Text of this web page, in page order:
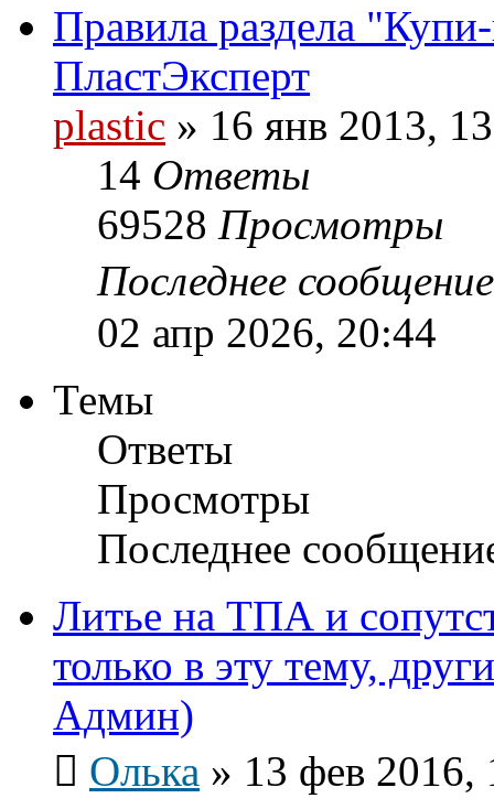
Правила раздела
ПластЭксперт
plastic » 16 янв 2013,
14 Ответы
69528 Просмотры
Последнее
02 апр 2026, 20:44
Темы
Ответы
Просмотры
Последнее
Литье на ТПА и
только в эту тему,
Админ)
Олька » 13 фев 2016,